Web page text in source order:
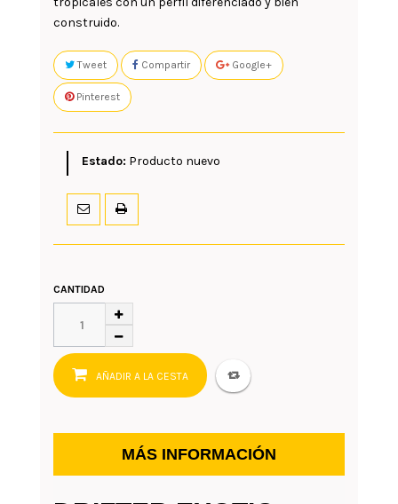
construido.
Tweet Compartir Google+
Pinterest
Estado: Producto nuevo
CANTIDAD
AÑADIR A LA CESTA
MÁS INFORMACIÓN